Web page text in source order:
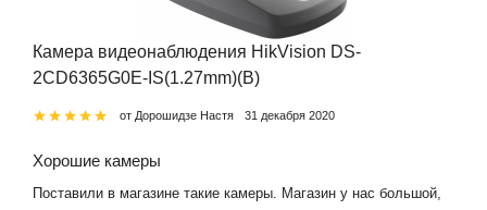
Камера видеонаблюдения HikVision DS-
2CD6365G0E-IS(1.27mm)(B)
от Дорошидзе Настя 31 декабря 2020
Хорошие камеры
Поставили в магазине такие камеры. Магазин у нас большой,